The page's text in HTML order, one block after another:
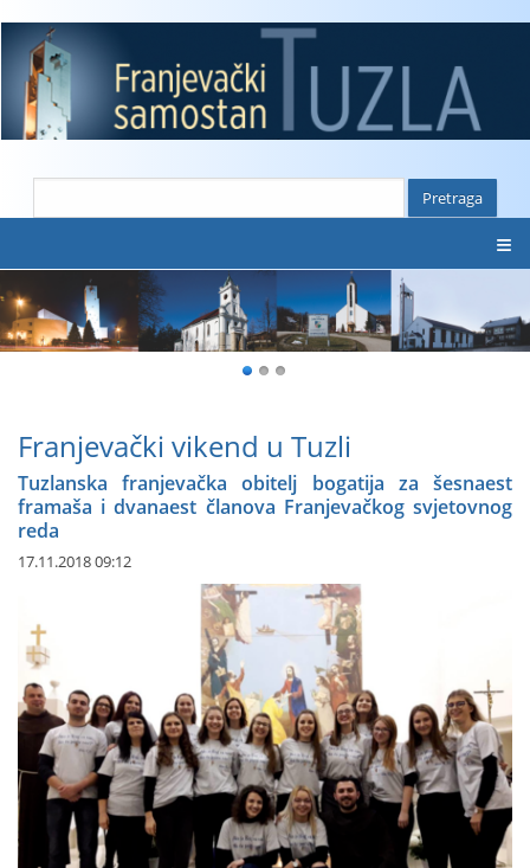
≡
Franjevački vikend u Tuzli
Tuzlanska franjevačka obitelj bogatija za šesnaest
framaša i dvanaest članova Franjevačkog svjetovnog
reda
17.11.2018 09:12